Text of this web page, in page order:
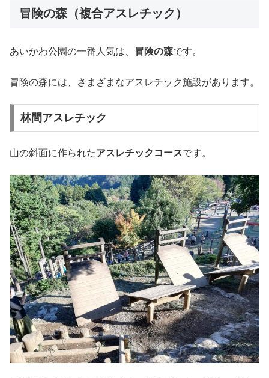
冒険の森（複合アスレチック）
あいかわ公園の一番人気は、 冒険の森です。
冒険の森には、さまざまなアスレチック施設があります。
林間アスレチック
山の斜面に作られたアスレチックコースです。